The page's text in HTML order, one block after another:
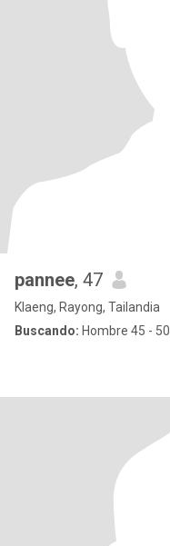
pannee, 47
Klaeng, Rayong, Tailandia
Buscando: Hombre 45 - 50